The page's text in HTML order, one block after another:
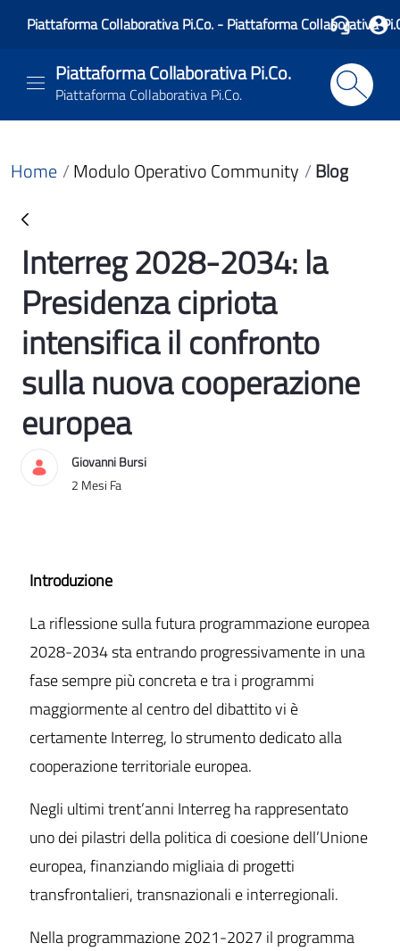
Piattaforma Collaborativa Pi.Co. - Piattaforma Collaborativa
Piattaforma Collaborativa Pi.Co.
Piattaforma Collaborativa Pi.Co.
Home Modulo Operativo Community Blog
BlogInterreg 2028-2034: la
Presidenza cipriota
intensifica il confronto
sulla nuova cooperazione
europea
Giovanni Bursi
Data di Pubblicazione
2 Mesi Fa
Introduzione
La riflessione sulla futura programmazione europea
2028-2034 sta entrando progressivamente in una
fase sempre più concreta e tra i programmi
maggiormente al centro del dibattito vi è
certamente Interreg, lo strumento dedicato alla
cooperazione territoriale europea.
Negli ultimi trent’anni Interreg ha rappresentato
uno dei pilastri della politica di coesione dell’Unione
europea, finanziando migliaia di progetti
transfrontalieri, transnazionali e interregionali.
Nella programmazione 2021-2027 il programma